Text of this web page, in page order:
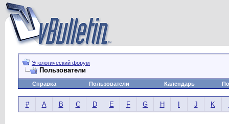
Этологический форум
Пользователи
Справка Пользователи Календарь
# A B C D E F G H J K